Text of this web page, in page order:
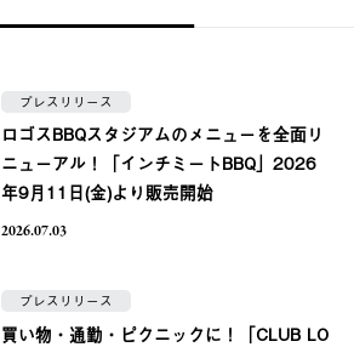
プレスリリース
ロゴスBBQスタジアムのメニューを全面リ
ニューアル！「インチミートBBQ」2026
年9月11日(金)より販売開始
2026.07.03
プレスリリース
買い物・通勤・ピクニックに！「CLUB LO